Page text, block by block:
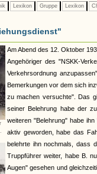
Lexikon Gruppe Lexikon
Am Abend des 12. Oktober
Angehöriger des "NSKK-
Verkehrsordnung
Bemerkungen vor dem sich
zu machen versuchte". Das
seiner Belehrung habe der
weiteren "Belehrung" habe
aktiv geworden, habe das
belehrte ihn nochmals, dass
Truppführer weiter, habe B.
Augen" gesehen und